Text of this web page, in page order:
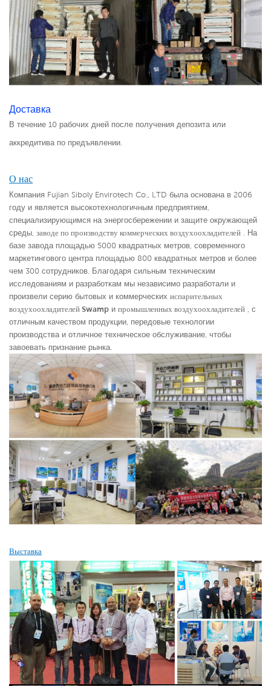
Доставка
В течение 10 рабочих дней после получения депозита или
аккредитива по предъявлении.
О нас
Компания Fujian Siboly Envirotech Co., LTD была основана в 2006
году и является высокотехнологичным предприятием,
специализирующимся на энергосбережении и защите окружающей
среды, заводе по производству коммерческих воздухоохладителей . На
базе завода площадью 5000 квадратных метров, современного
маркетингового центра площадью 800 квадратных метров и более
чем 300 сотрудников. Благодаря сильным техническим
исследованиям и разработкам мы независимо разработали и
произвели серию бытовых и коммерческих испарительных
воздухоохладителей Swamp и промышленных воздухоохладителей , с
отличным качеством продукции, передовые технологии
производства и отличное техническое обслуживание, чтобы
завоевать признание рынка.
Выставка